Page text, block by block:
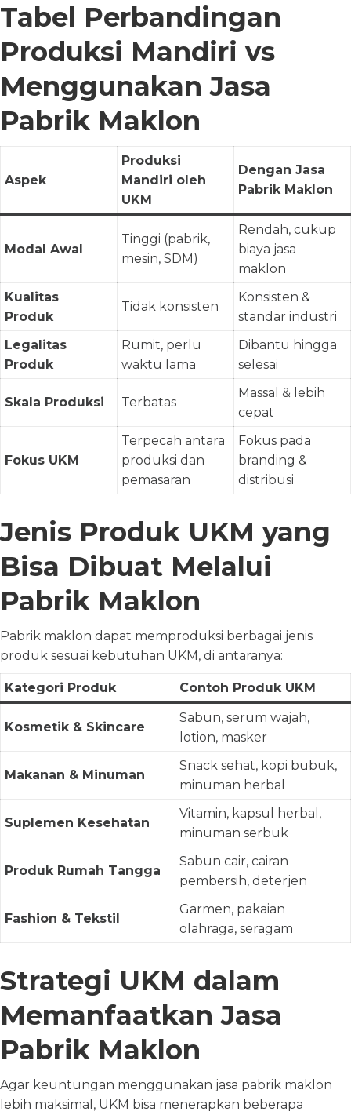
Tabel Perbandingan
Produksi Mandiri vs
Menggunakan Jasa
Pabrik Maklon
Aspek
Produksi
Mandiri oleh
UKM
Dengan Jasa
Pabrik Maklon
Modal Awal
Tinggi (pabrik,
mesin, SDM)
Rendah, cukup
biaya jasa
maklon
Kualitas
Produk
Tidak konsisten
Konsisten &
standar industri
Legalitas
Produk
Rumit, perlu
waktu lama
Dibantu hingga
selesai
Skala Produksi Terbatas
Massal & lebih
cepat
Fokus UKM
Terpecah antara
produksi dan
pemasaran
Fokus pada
branding &
distribusi
Jenis Produk UKM yang
Bisa Dibuat Melalui
Pabrik Maklon
Pabrik maklon dapat memproduksi berbagai jenis
produk sesuai kebutuhan UKM, di antaranya:
Kategori Produk Contoh Produk UKM
Kosmetik & Skincare
Sabun, serum wajah,
lotion, masker
Makanan & Minuman
Snack sehat, kopi bubuk,
minuman herbal
Suplemen Kesehatan
Vitamin, kapsul herbal,
minuman serbuk
Produk Rumah Tangga
Sabun cair, cairan
pembersih, deterjen
Fashion & Tekstil
Garmen, pakaian
olahraga, seragam
Strategi UKM dalam
Memanfaatkan Jasa
Pabrik Maklon
Agar keuntungan menggunakan jasa pabrik maklon
lebih maksimal, UKM bisa menerapkan beberapa